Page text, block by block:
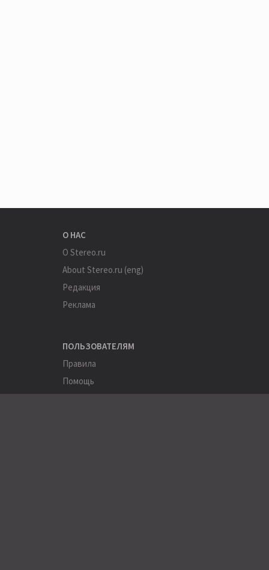
О НАС
О Stereo.ru
About Stereo.ru (eng)
Редакция
Реклама
ПОЛЬЗОВАТЕЛЯМ
Правила
Помощь